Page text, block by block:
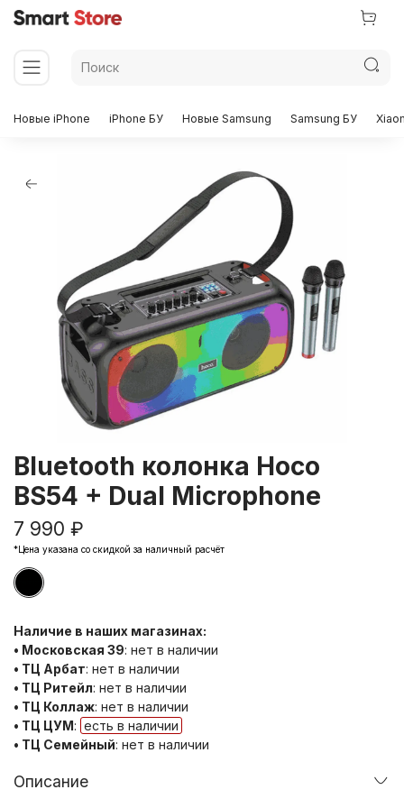
Новые iPhone iPhone БУ Новые Samsung Samsung БУ
Bluetooth колонка Hoco
BS54 + Dual Microphone
7 990 ₽
*Цена указана со скидкой за наличный расчёт
Наличие в наших магазинах:
• Московская 39: нет в наличии
• ТЦ Арбат: нет в наличии
• ТЦ Ритейл: нет в наличии
• ТЦ Коллаж: нет в наличии
• ТЦ ЦУМ: есть в наличии
• ТЦ Семейный: нет в наличии
Описание